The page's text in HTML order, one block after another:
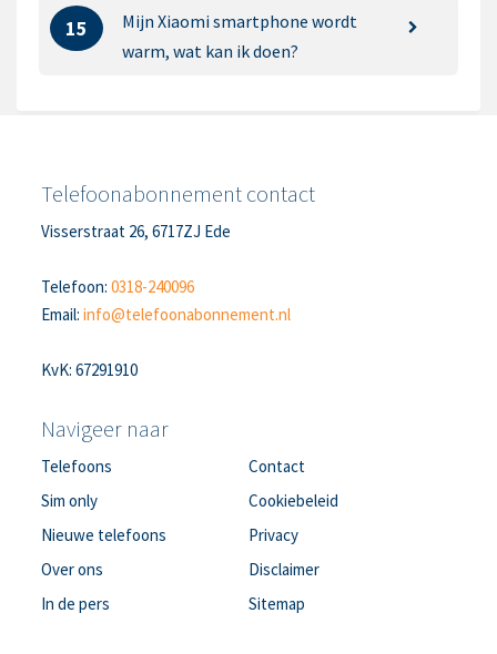
15
Mijn Xiaomi smartphone wordt
warm, wat kan ik doen?
Telefoonabonnement contact
Visserstraat 26, 6717ZJ Ede
Telefoon:0318-240096
Email:info@telefoonabonnement.nl
KvK: 67291910
Navigeer naar
Telefoons
Sim only
Nieuwe telefoons
Over ons
In de pers
Contact
Cookiebeleid
Privacy
Disclaimer
Sitemap